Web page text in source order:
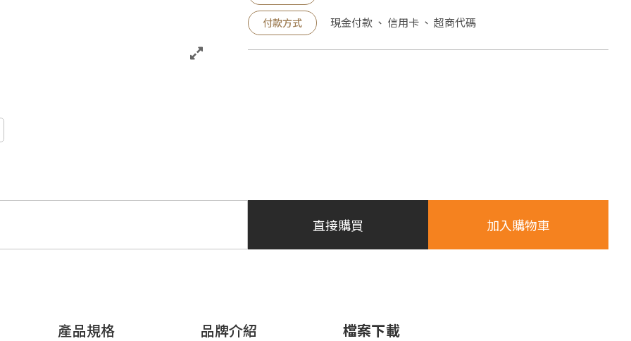
付款方式 現金付款 、 信用卡 、 超商代碼
直接購買 加入購物車
產品規格 品牌介紹 檔案下載